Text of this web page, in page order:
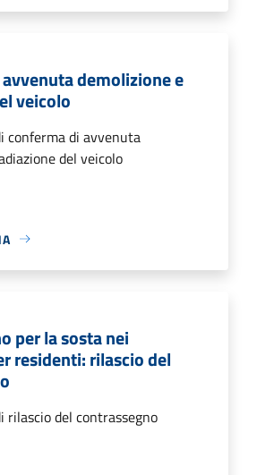
demolizione e
veicolo
conferma di avvenuta
del veicolo
per la sosta nei
residenti: rilascio del
rilascio del contrassegno